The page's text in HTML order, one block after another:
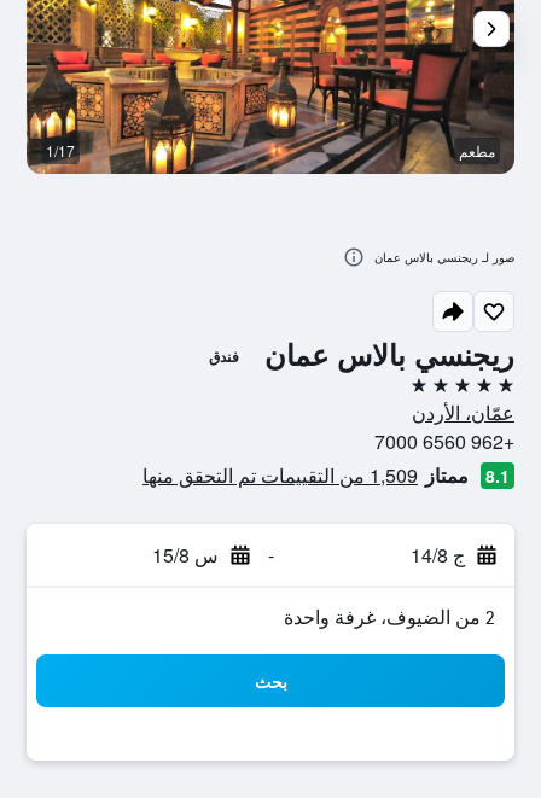
ريجنسي بالاس عمان فندق
5 نجوم
عمّان، الأردن
+962 6560 7000
8.1 ممتاز 1,509 من التقييمات تم التحقق منها
ج 14/8 - س 15/8
2 من الضيوف، غرفة واحدة
بحث
مطعم 1/17
صور لـ ريجنسي بالاس عمان